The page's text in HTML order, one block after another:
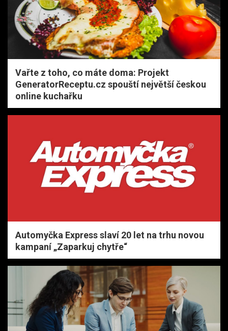
Vařte z toho, co máte doma: Projekt
GeneratorReceptu.cz spouští největší českou
online kuchařku
Automyčka Express slaví 20 let na trhu novou
kampaní „Zaparkuj chytře“